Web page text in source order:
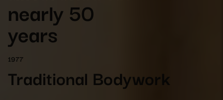
nearly 50
years
1977
Traditional Bodywork